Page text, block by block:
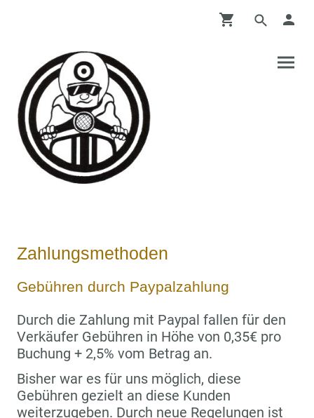
Zahlungsmethoden
Gebühren durch Paypalzahlung
Durch die Zahlung mit Paypal fallen für den
Verkäufer Gebühren in Höhe von 0,35€ pro
Buchung + 2,5% vom Betrag an.
Bisher war es für uns möglich, diese
Gebühren gezielt an diese Kunden
weiterzugeben. Durch neue Regelungen ist